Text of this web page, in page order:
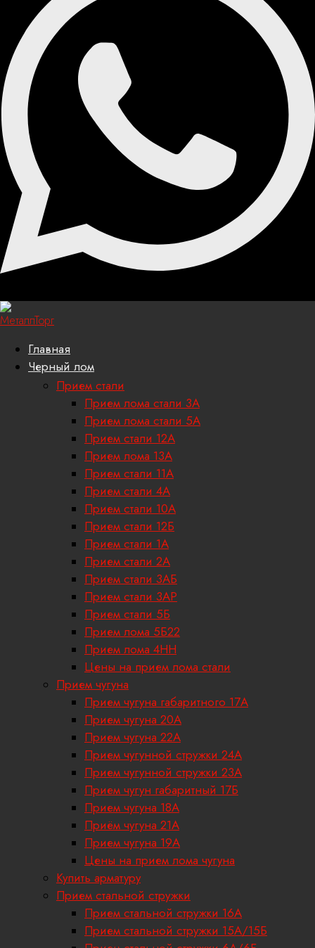
Главная
Черный лом
Прием стали
Прием лома стали 3А
Прием лома стали 5А
Прием стали 12А
Прием лома 13А
Прием стали 11А
Прием стали 4А
Прием стали 10А
Прием стали 12Б
Прием стали 1А
Прием стали 2А
Прием стали 3АБ
Прием стали 3АР
Прием стали 5Б
Прием лома 5Б22
Прием лома 4НН
Цены на прием лома стали
Прием чугуна
Прием чугуна габаритного 17A
Прием чугуна 20А
Прием чугуна 22А
Прием чугунной стружки 24А
Прием чугунной стружки 23А
Прием чугун габаритный 17Б
Прием чугуна 18A
Приём чугуна 21А
Прием чугуна 19А
Цены на прием лома чугуна
Купить арматуру
Прием стальной стружки
Прием стальной стружки 16А
Прием стальной стружки 15А/15Б